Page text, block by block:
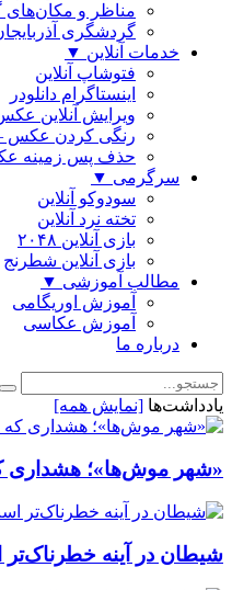
مناظر و مکان‌های
گردشگری
خدمات آنلاین ▼
فتوشاپ آنلاین
اینستاگرام دانلودر
ویرایش آنلاین
رنگی كردن عكس –
حذف پس زمینه عکس
سرگرمی ▼
سودوکو آنلاین
تخته نرد آنلاین
بازی آنلاین ۲۰۴۸
بازی آنلاین شطرنج
مطالب آموزشی ▼
آموزش اوریگامی
آموزش عکاسی
درباره ما
یادداشت‌ها [نمایش همه]
«شهر موش‌ها»؛ هشداری که ۱۴ سال نادیده
شیطان در آینه